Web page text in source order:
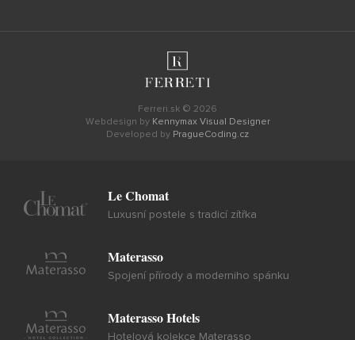
Ferreri.sk © 2026
Webdesign by Kennymax Visual Designer
Developed by PragueCoding.cz
Le Chomat
Luxusní postele s tradicí zítřka
Materasso
Spojení přírody a moderniho spánku
Materasso Hotels
Hotelová kolekce Materasso